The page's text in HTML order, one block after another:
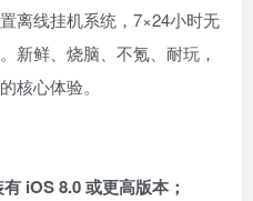
离线挂机系统，7×24小时无
。新鲜、烧脑、不氪、耐玩，
核心体验。
iOS 8.0 或更高版本；
用户协议 、隐私声明